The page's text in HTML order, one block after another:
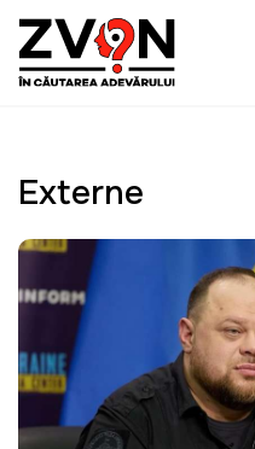
Externe